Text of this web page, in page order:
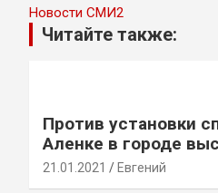
Новости СМИ2
Читайте также:
Против установки
Аленке в городе
21.01.2021 Евгений